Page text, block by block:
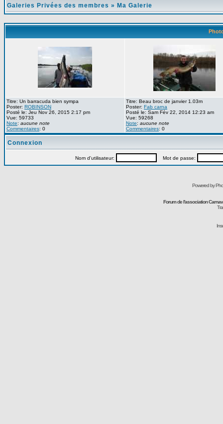
Galeries Privées des membres » Ma Galerie
Titre: Un barracuda bien sympa
Poster: ROBINSON
Posté le: Jeu Nov 26, 2015 2:17 pm
Vue: 59733
Note: aucune note
Commentaires: 0
Titre: Beau broc de janvier 1.03m
Poster: Fab carna
Posté le: Sam Fév 22, 2014 12:23 am
Vue: 59268
Note: aucune note
Commentaires: 0
Connexion
Nom d'utilisateur: Mot de passe:
Powered by
Forum de l'association